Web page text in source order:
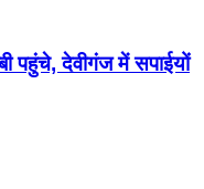
पहुंचे, देवीगंज में सपाईयों